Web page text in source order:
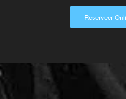
Reserveer